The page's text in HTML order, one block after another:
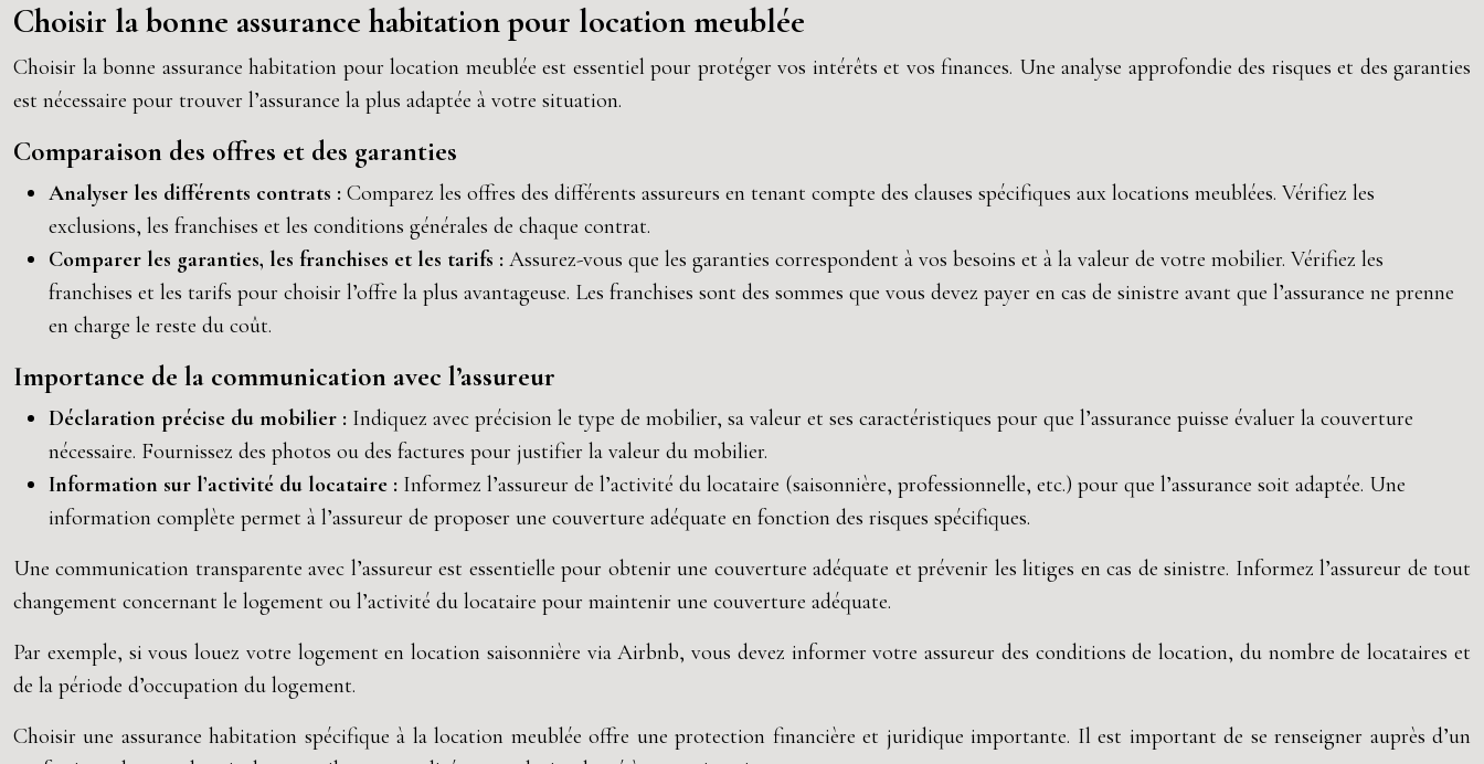
Choisir la bonne assurance habitation pour location meublée
Choisir la bonne assurance habitation pour location meublée est essentiel pour protéger vos intérêts et vos finances. Une analyse approfondie des risques et des garanties
est nécessaire pour trouver l’assurance la plus adaptée à votre situation.
Comparaison des offres et des garanties
Analyser les différents contrats : Comparez les offres des différents assureurs en tenant compte des clauses spécifiques aux locations meublées. Vérifiez les
exclusions, les franchises et les conditions générales de chaque contrat.
Comparer les garanties, les franchises et les tarifs : Assurez-vous que les garanties correspondent à vos besoins et à la valeur de votre mobilier. Vérifiez les
franchises et les tarifs pour choisir l’offre la plus avantageuse. Les franchises sont des sommes que vous devez payer en cas de sinistre avant que l’assurance ne prenne
en charge le reste du coût.
Importance de la communication avec l’assureur
Déclaration précise du mobilier : Indiquez avec précision le type de mobilier, sa valeur et ses caractéristiques pour que l’assurance puisse évaluer la couverture
nécessaire. Fournissez des photos ou des factures pour justifier la valeur du mobilier.
Information sur l’activité du locataire : Informez l’assureur de l’activité du locataire (saisonnière, professionnelle, etc.) pour que l’assurance soit adaptée. Une
information complète permet à l’assureur de proposer une couverture adéquate en fonction des risques spécifiques.
Une communication transparente avec l’assureur est essentielle pour obtenir une couverture adéquate et prévenir les litiges en cas de sinistre. Informez l’assureur de tout
changement concernant le logement ou l’activité du locataire pour maintenir une couverture adéquate.
Par exemple, si vous louez votre logement en location saisonnière via Airbnb, vous devez informer votre assureur des conditions de location, du nombre de locataires et
de la période d’occupation du logement.
Choisir une assurance habitation spécifique à la location meublée offre une protection financière et juridique importante. Il est important de se renseigner auprès d’un